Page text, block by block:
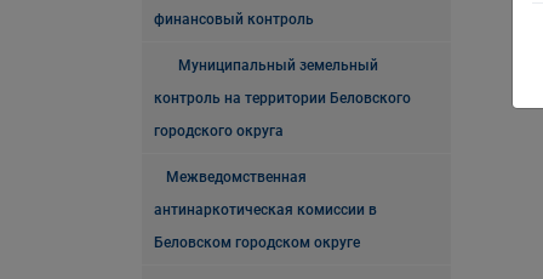
финансовый контроль
Муниципальный земельный
контроль на территории Беловского
городского округа
Межведомственная
антинаркотическая комиссии в
Беловском городском округе